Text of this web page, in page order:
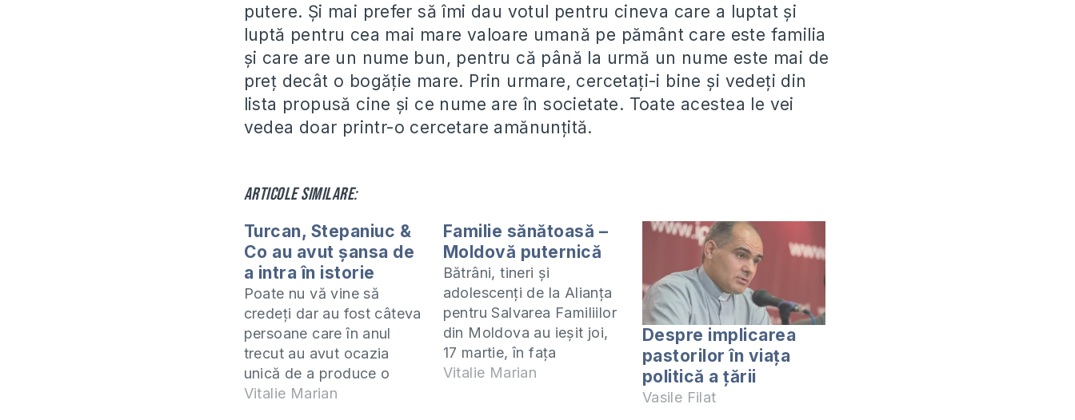
putere. Și mai prefer să îmi dau votul pentru cineva care a luptat și
luptă pentru cea mai mare valoare umană pe pământ care este familia
și care are un nume bun, pentru că până la urmă un nume este mai de
preț decât o bogăție mare. Prin urmare, cercetați-i bine și vedeți din
lista propusă cine și ce nume are în societate. Toate acestea le vei
vedea doar printr-o cercetare amănunțită.
Articole similare:
Turcan, Stepaniuc &
Co au avut şansa de
a intra în istorie
Poate nu vă vine să
credeţi dar au fost câteva
persoane care în anul
trecut au avut ocazia
unică de a produce o
schimbare politică fără
Vitalie Marian
Familie sănătoasă –
Moldovă puternică
Bătrâni, tineri şi
adolescenţi de la Alianţa
pentru Salvarea Familiilor
din Moldova au ieşit joi,
17 martie, în faţa
Parlamentului pentru a
Vitalie Marian
Despre implicarea
pastorilor în viaţa
politică a ţării
Vasile Filat